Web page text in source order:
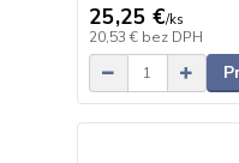
25,25 €/ks
20,53 € bez DPH